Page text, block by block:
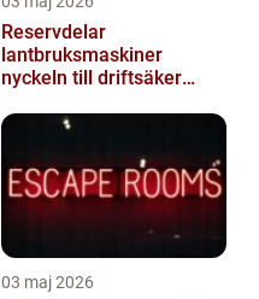
Reservdelar
lantbruksmaskiner
nyckeln till driftsäker
03 maj 2026